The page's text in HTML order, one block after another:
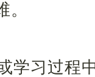
学习过程